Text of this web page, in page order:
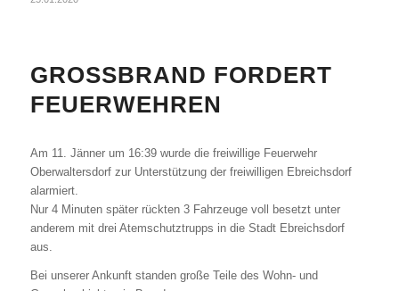
GROSSBRAND FORDERT F
EUERWEHREN
Am 11. Jänner um 16:39 wurde die freiwillige Feuerwehr
Oberwaltersdorf zur Unterstützung der freiwilligen Ebreichsdorf
alarmiert.
Nur 4 Minuten später rückten 3 Fahrzeuge voll besetzt unter
anderem mit drei Atemschutztrupps in die Stadt Ebreichsdorf
aus.
Bei unserer Ankunft standen große Teile des Wohn- und